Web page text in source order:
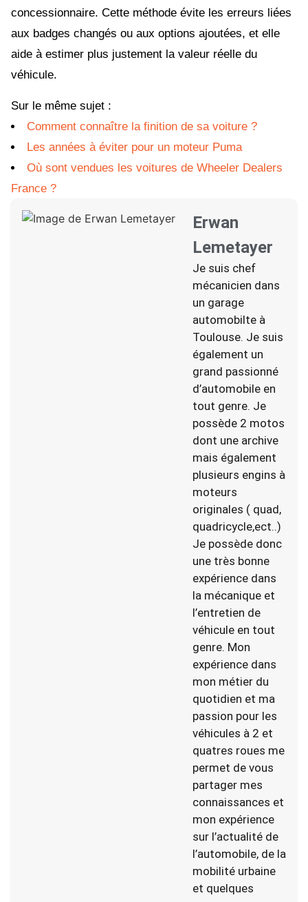
concessionnaire. Cette méthode évite les erreurs liées
aux badges changés ou aux options ajoutées, et elle
aide à estimer plus justement la valeur réelle du
véhicule.
Sur le même sujet :
Comment connaître la finition de sa voiture ?
Les années à éviter pour un moteur Puma
Où sont vendues les voitures de Wheeler Dealers
France ?
Erwan
Lemetayer
Je suis chef
mécanicien dans
un garage
automobilte à
Toulouse. Je suis
également un
grand passionné
d’automobile en
tout genre. Je
possède 2 motos
dont une archive
mais également
plusieurs engins à
moteurs
originales ( quad,
quadricycle,ect..)
Je possède donc
une très bonne
expérience dans
la mécanique et
l’entretien de
véhicule en tout
genre. Mon
expérience dans
mon métier du
quotidien et ma
passion pour les
véhicules à 2 et
quatres roues me
permet de vous
partager mes
connaissances et
mon expérience
sur l’actualité de
l’automobile, de la
mobilité urbaine
et quelques